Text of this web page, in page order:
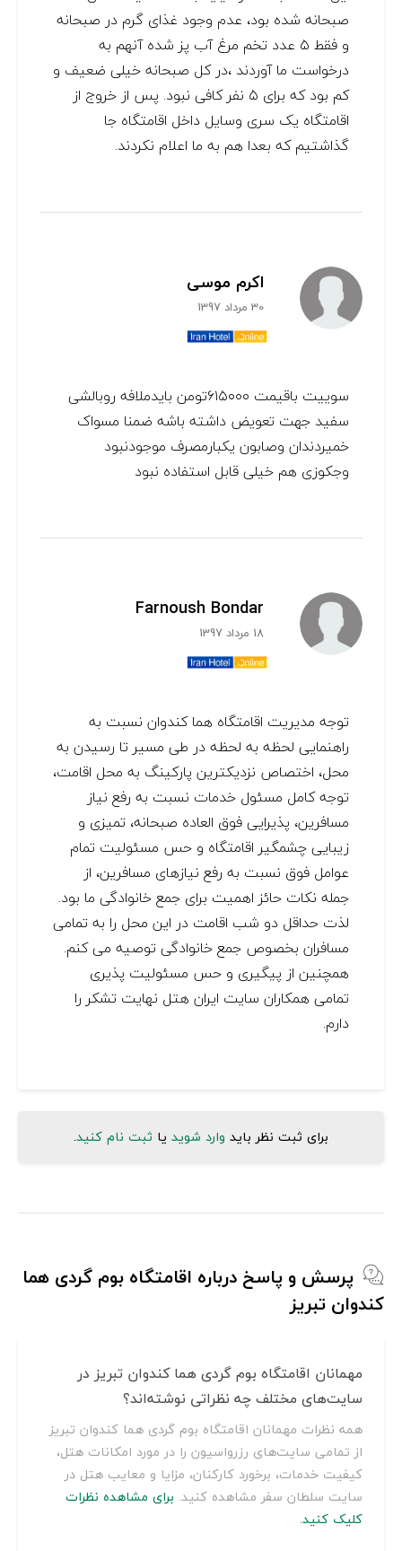
صبحانه شده بود، عدم وجود غذای گرم در صبحانه
و فقط ۵ عدد تخم مرغ آب پز شده آنهم به
درخواست ما آوردند ،در کل صبحانه خیلی ضعیف و
کم بود که برای ۵ نفر کافی نبود. پس از خروج از
اقامتگاه یک سری وسایل داخل اقامتگاه جا
گذاشتیم که بعدا هم به ما اعلام نکردند.
اکرم موسی
30 مرداد 1397
سوییت باقیمت ۶۱۵۰۰۰تومن بایدملافه روبالشی
سفید جهت تعویض داشته باشه ضمنا مسواک
خمیردندان وصابون یکبارمصرف موجودنبود
وجکوزی هم خیلی قابل استفاده نبود
Farnoush Bondar
18 مرداد 1397
توجه مدیریت اقامتگاه هما کندوان نسبت به
راهنمایی لحظه به لحظه در طی مسیر تا رسیدن به
محل، اختصاص نزدیکترین پارکینگ به محل اقامت،
توجه کامل مسئول خدمات نسبت به رفع نیاز
مسافرین، پذیرایی فوق العاده صبحانه، تمیزی و
زیبایی چشمگیر اقامتگاه و حس مسئولیت تمام
عوامل فوق نسبت به رفع نیازهای مسافرین، از
جمله نکات حائز اهمیت برای جمع خانوادگی ما بود.
لذت حداقل دو شب اقامت در این محل را به تمامی
مسافران بخصوص جمع خانوادگی توصیه می کنم.
همچنین از پیگیری و حس مسئولیت پذیری
تمامی همکاران سایت ایران هتل نهایت تشکر را
دارم.
برای ثبت نظر باید وارد شوید یا ثبت نام کنید.
پرسش و پاسخ درباره اقامتگاه بوم گردی هما
کندوان تبریز
مهمانان اقامتگاه بوم گردی هما کندوان تبریز در
سایت‌های مختلف چه نظراتی نوشته‌اند؟
همه نظرات مهمانان اقامتگاه بوم گردی هما کندوان تبریز
از تمامی سایت‌های رزرواسیون را در مورد امکانات هتل،
کیفیت خدمات، برخورد کارکنان، مزایا و معایب هتل در
سایت سلطان سفر مشاهده کنید. برای مشاهده نظرات
کلیک کنید.